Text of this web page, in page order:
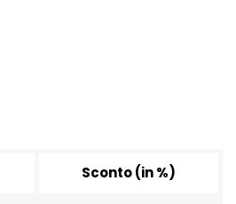
Sconto (in %)